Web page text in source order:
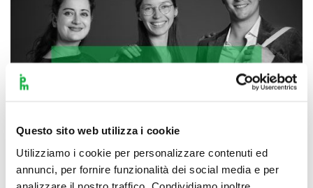
Questo sito web utilizza i cookie
Utilizziamo i cookie per personalizzare contenuti ed
annunci, per fornire funzionalità dei social media e per